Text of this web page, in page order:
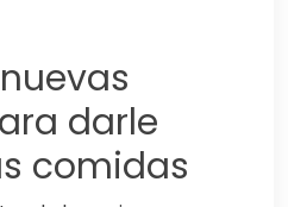
darle
comidas